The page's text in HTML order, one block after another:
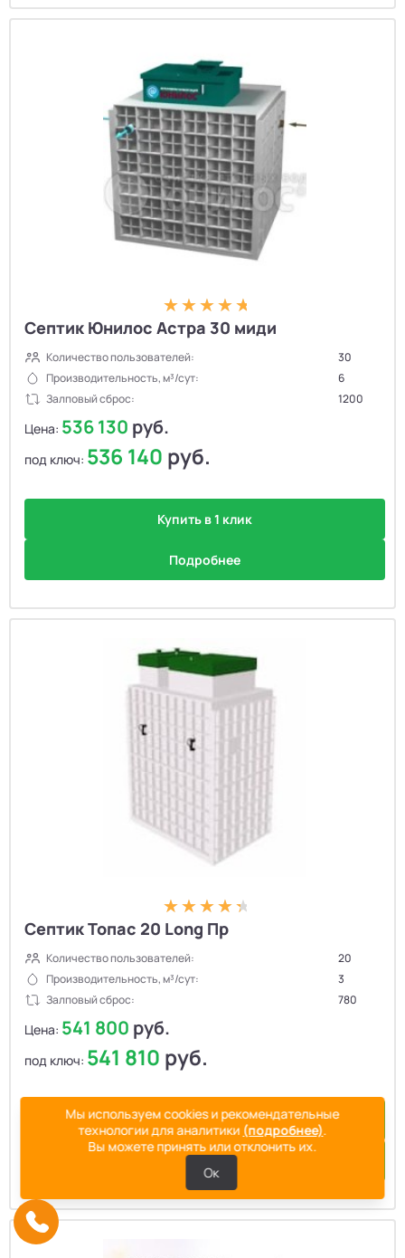
Септик Юнилос Астра 30 миди
Количество пользователей:
30
Производительность, м³/сут:
6
Залповый сброс:
1200
Цена: 536 130 руб.
под ключ: 536 140 руб.
Купить в 1 клик
Подробнее
Септик Топас 20 Long Пр
Количество пользователей:
20
Производительность, м³/сут:
3
Залповый сброс:
780
Цена: 541 800 руб.
под ключ: 541 810 руб.
Купить в 1 клик
Подробнее
Мы используем cookies и рекомендательные
технологии для аналитики (подробнее).
Вы можете принять или отклонить их.
Ок